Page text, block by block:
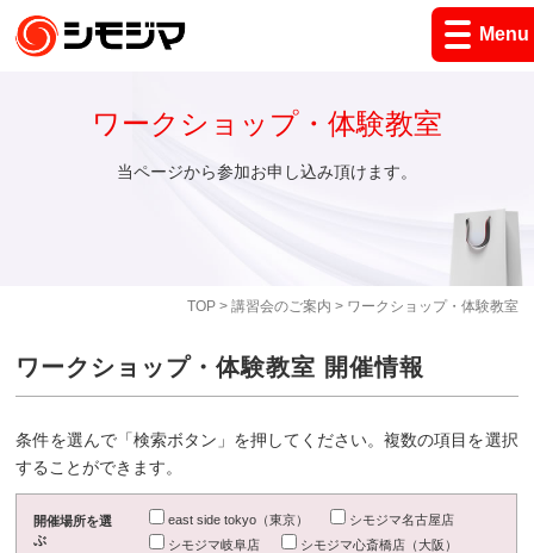
Menu
TOP> 講習会のご案内 > ワークショップ・体験教室
ワークショップ・体験教室
当ページから参加お申し込み頂けます。
ワークショップ・体験教室 開催情報
条件を選んで「検索ボタン」を押してください。複数の項目を選択
することができます。
開催場所を選
ぶ
east side tokyo（東京）
シモジマ名古屋店
シモジマ岐阜店
シモジマ心斎橋店（大阪）